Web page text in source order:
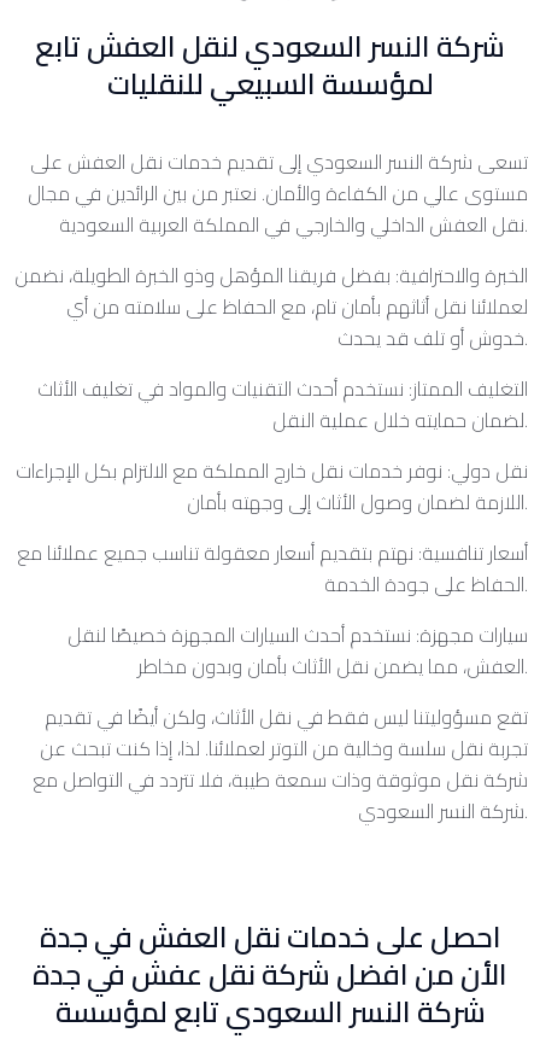
شركة النسر السعودي لنقل العفش تابع
لمؤسسة السبيعي للنقليات
تسعى شركة النسر السعودي إلى تقديم خدمات نقل العفش على
مستوى عالي من الكفاءة والأمان. نعتبر من بين الرائدين في مجال
نقل العفش الداخلي والخارجي في المملكة العربية السعودية.
الخبرة والاحترافية: بفضل فريقنا المؤهل وذو الخبرة الطويلة، نضمن
لعملائنا نقل أثاثهم بأمان تام، مع الحفاظ على سلامته من أي
خدوش أو تلف قد يحدث.
التغليف الممتاز: نستخدم أحدث التقنيات والمواد في تغليف الأثاث
لضمان حمايته خلال عملية النقل.
نقل دولي: نوفر خدمات نقل خارج المملكة مع الالتزام بكل الإجراءات
اللازمة لضمان وصول الأثاث إلى وجهته بأمان.
أسعار تنافسية: نهتم بتقديم أسعار معقولة تناسب جميع عملائنا مع
الحفاظ على جودة الخدمة.
سيارات مجهزة: نستخدم أحدث السيارات المجهزة خصيصًا لنقل
العفش، مما يضمن نقل الأثاث بأمان وبدون مخاطر.
تقع مسؤوليتنا ليس فقط في نقل الأثاث، ولكن أيضًا في تقديم
تجربة نقل سلسة وخالية من التوتر لعملائنا. لذا، إذا كنت تبحث عن
شركة نقل موثوقة وذات سمعة طيبة، فلا تتردد في التواصل مع
شركة النسر السعودي.
احصل على خدمات نقل العفش في جدة
الأن من افضل شركة نقل عفش في جدة
شركة النسر السعودي تابع لمؤسسة